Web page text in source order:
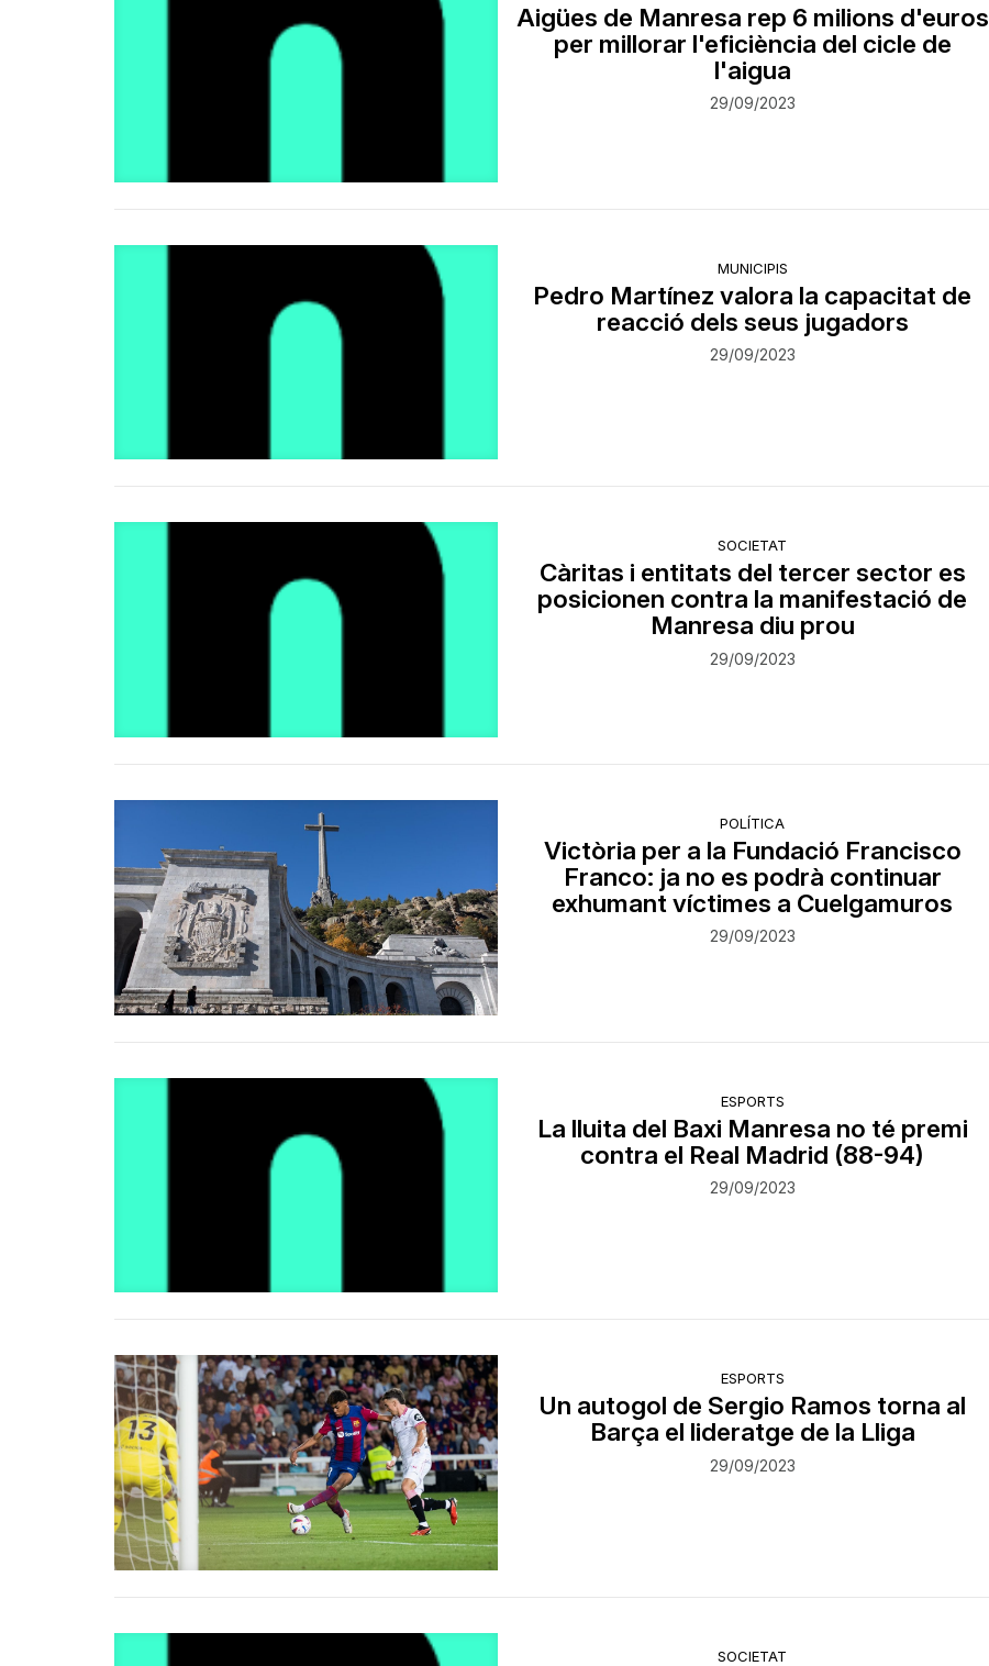
Aigües de Manresa rep 6 milions d'euros
per millorar l'eficiència del cicle de
l'aigua
29/09/2023
MUNICIPIS
Pedro Martínez valora la capacitat de
reacció dels seus jugadors
29/09/2023
SOCIETAT
Càritas i entitats del tercer sector es
posicionen contra la manifestació de
Manresa diu prou
29/09/2023
POLÍTICA
Victòria per a la Fundació Francisco
Franco: ja no es podrà continuar
exhumant víctimes a Cuelgamuros
29/09/2023
ESPORTS
La lluita del Baxi Manresa no té premi
contra el Real Madrid (88-94)
29/09/2023
ESPORTS
Un autogol de Sergio Ramos torna al
Barça el lideratge de la Lliga
29/09/2023
SOCIETAT